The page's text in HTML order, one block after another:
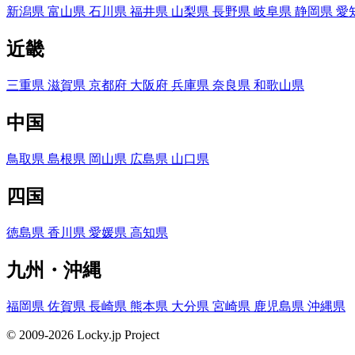
新潟県 富山県 石川県 福井県 山梨県 長野県 岐阜県 静岡県 愛
近畿
三重県 滋賀県 京都府 大阪府 兵庫県 奈良県 和歌山県
中国
鳥取県 島根県 岡山県 広島県 山口県
四国
徳島県 香川県 愛媛県 高知県
九州・沖縄
福岡県 佐賀県 長崎県 熊本県 大分県 宮崎県 鹿児島県 沖縄県
© 2009-2026 Locky.jp Project